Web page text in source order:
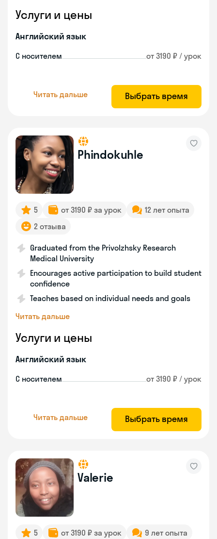
Услуги и цены
Английский язык
С носителем от 3190 ₽ / урок
Читать дальше Выбрать время
Phindokuhle
5 от 3190 ₽ за урок
12 лет опыта
2 отзыва
Graduated from the Privolzhsky Research
Medical University
Encourages active participation to build student
confidence
Teaches based on individual needs and goals
Читать дальше
Услуги и цены
Английский язык
С носителем от 3190 ₽ / урок
Читать дальше Выбрать время
Valerie
5 от 3190 ₽ за урок 9 лет опыта